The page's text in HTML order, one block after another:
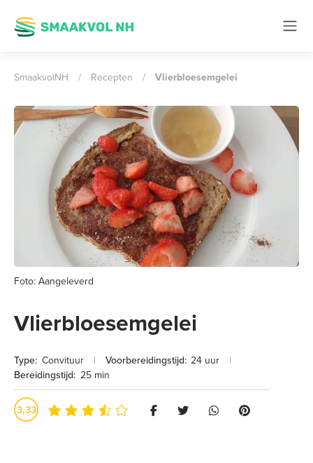
SmaakvolNH / Recepten / Vlierbloesemgelei
Foto: Aangeleverd
Vlierbloesemgelei
Type: Convituur | Voorbereidingstijd: 24 uur
|
Bereidingstijd: 25 min
3,33